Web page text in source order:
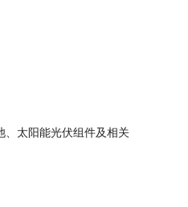
、太阳能光伏组件及相关